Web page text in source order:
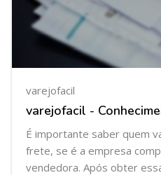
varejofacil
varejofacil -
É importante saber quem
frete, se é a empresa
vendedora. Após obter